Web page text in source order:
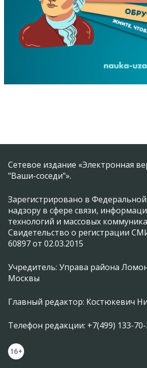
Сетевое издание «Электронная
"Ваши-соседи"».
Зарегистрировано в
надзору в сфере связи,
технологий и массовых
Свидетельство о регистрации
60897 от 02.03.2015
Учредитель: Управа района
Москвы
Главный редактор: Костюкевич
Телефон редакции: +7(499) 133-
16+